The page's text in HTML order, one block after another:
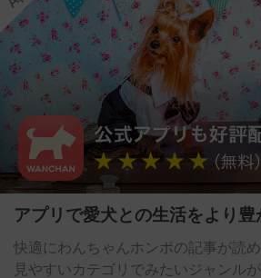
アプリで愛犬との生活をより豊
快適にわんちゃんホンポの記事が読め
見やすいカテゴリでみたいジャンル